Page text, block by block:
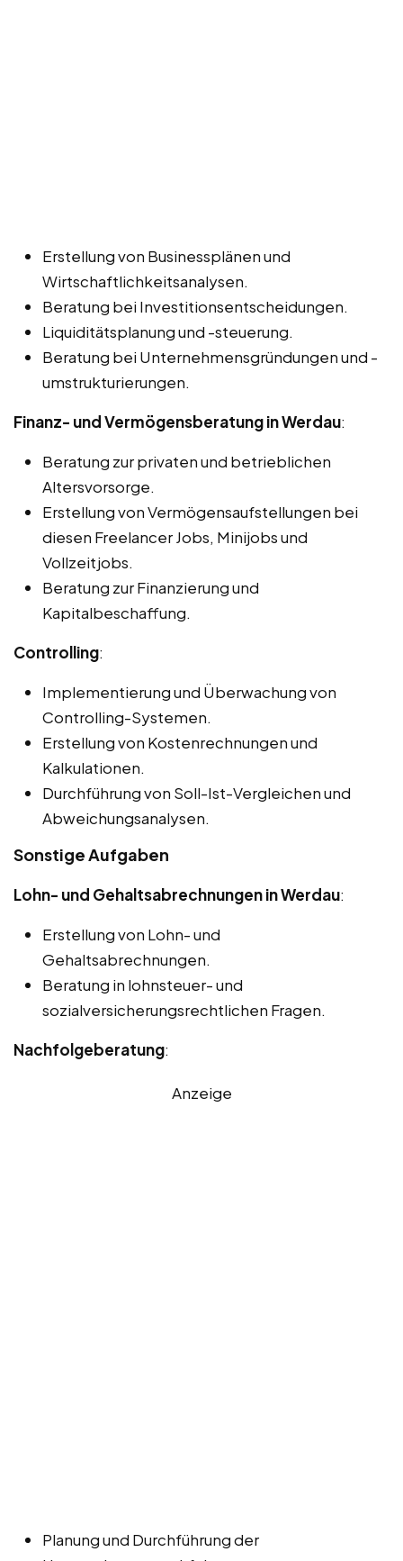
Erstellung von Businessplänen und
Wirtschaftlichkeitsanalysen.
Beratung bei Investitionsentscheidungen.
Liquiditätsplanung und -steuerung.
Beratung bei Unternehmensgründungen und -
umstrukturierungen.
Finanz- und Vermögensberatung in Werdau:
Beratung zur privaten und betrieblichen
Altersvorsorge.
Erstellung von Vermögensaufstellungen bei
diesen Freelancer Jobs, Minijobs und
Vollzeitjobs.
Beratung zur Finanzierung und
Kapitalbeschaffung.
Controlling:
Implementierung und Überwachung von
Controlling-Systemen.
Erstellung von Kostenrechnungen und
Kalkulationen.
Durchführung von Soll-Ist-Vergleichen und
Abweichungsanalysen.
Sonstige Aufgaben
Lohn- und Gehaltsabrechnungen in Werdau:
Erstellung von Lohn- und
Gehaltsabrechnungen.
Beratung in lohnsteuer- und
sozialversicherungsrechtlichen Fragen.
Nachfolgeberatung:
Anzeige
Planung und Durchführung der